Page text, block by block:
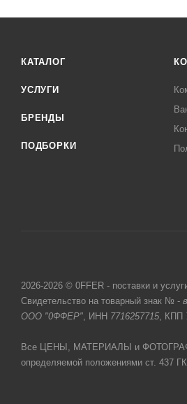
КАТАЛОГ
УСЛУГИ
БРЕНДЫ
ПОДБОРКИ
2026-2026 © 0FFER - поставки и
Свидетельство на товарный знак № -
ООО "0ФФЕР", ИНН 7716257715, КПП
Все ЦЕНЫ, МАТЕРИАЛЫ и
определяемой положениями ст. 437